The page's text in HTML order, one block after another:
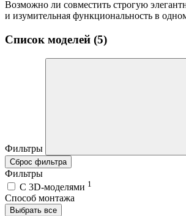
Возможно ли совместить строгую
и изумительная функциональность в
Список моделей (5)
Фильтры
Сброс фильтра
Фильтры
C 3D-моделями 1
Способ монтажа
Выбрать все